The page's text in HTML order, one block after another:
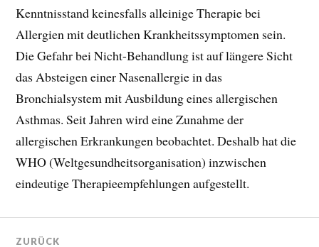
Kenntnisstand keinesfalls alleinige Therapie bei
Allergien mit deutlichen Krankheitssymptomen sein.
Die Gefahr bei Nicht-Behandlung ist auf längere Sicht
das Absteigen einer Nasenallergie in das
Bronchialsystem mit Ausbildung eines allergischen
Asthmas. Seit Jahren wird eine Zunahme der
allergischen Erkrankungen beobachtet. Deshalb hat die
WHO (Weltgesundheitsorganisation) inzwischen
eindeutige Therapieempfehlungen aufgestellt.
ZURÜCK